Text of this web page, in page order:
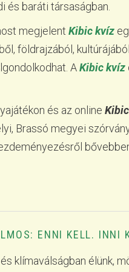
és baráti társaságban.
megjelent Kibic kvíz
földrajzából,
AKibic kvíz
és az online
Brassó megyei
ENNI KELL. INNI
klímaválságban élünk,